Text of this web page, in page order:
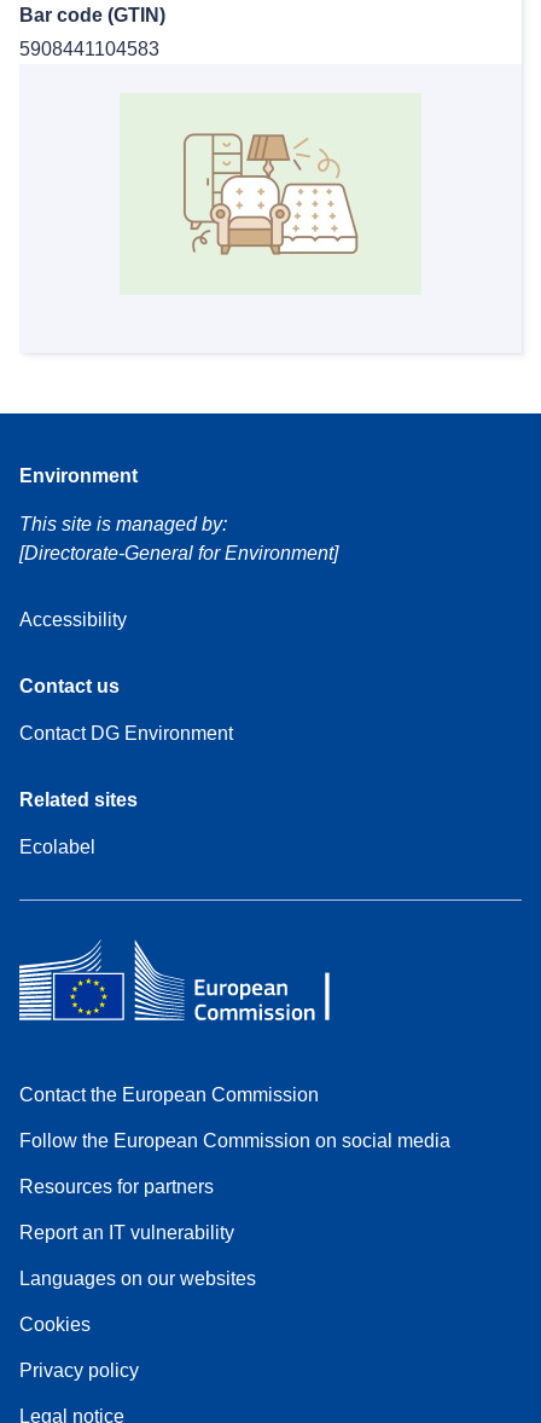
Bar code (GTIN)
5908441104583
Environment
This site is managed by:
[Directorate-General for Environment]
Accessibility
Contact us
Contact DG Environment
Related sites
Ecolabel
Contact the European Commission
Follow the European Commission on social media
Resources for partners
Report an IT vulnerability
Languages on our websites
Cookies
Privacy policy
Legal notice